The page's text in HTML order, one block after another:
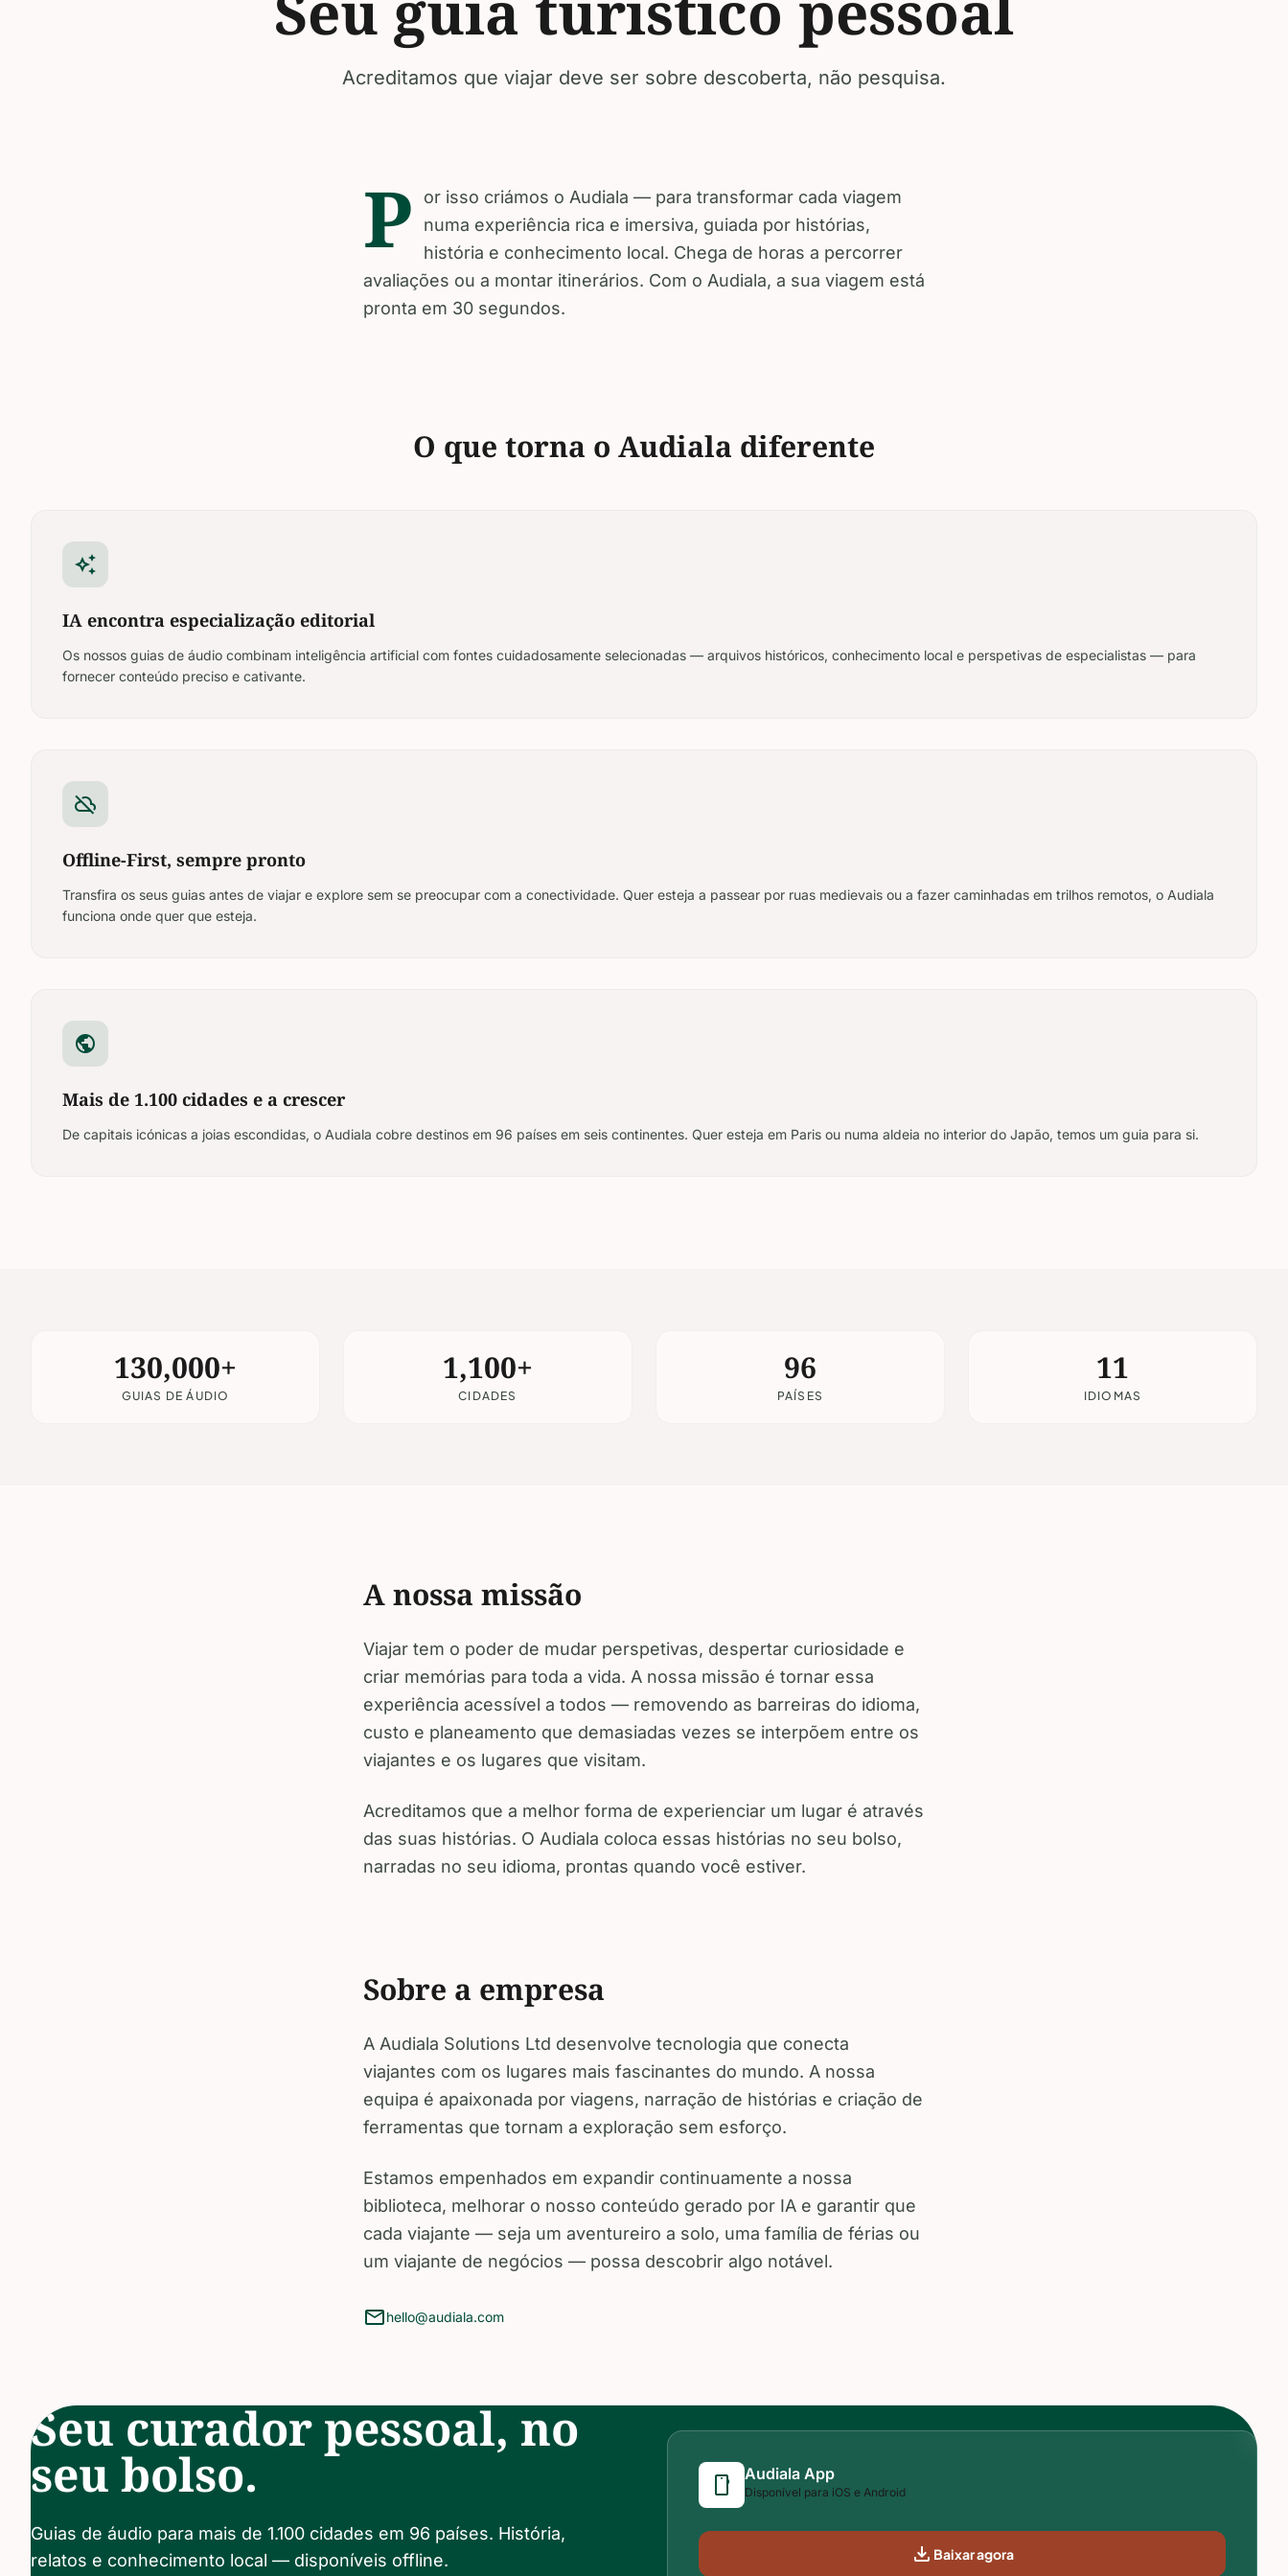
Acreditamos que viajar deve ser sobre descoberta, não pesquisa.
P
or isso criámos o Audiala — para transformar cada viagem
numa experiência rica e imersiva, guiada por histórias,
história e conhecimento local. Chega de horas a percorrer
avaliações ou a montar itinerários. Com o Audiala, a sua viagem está
pronta em 30 segundos.
O que torna o Audiala diferente
auto_awesome
IA encontra especialização editorial
Os nossos guias de áudio combinam inteligência artificial com fontes cuidadosamente selecionadas — arquivos históricos, conhecimento local e perspetivas de especialistas — para
fornecer conteúdo preciso e cativante.
cloud_off
Offline-First, sempre pronto
Transfira os seus guias antes de viajar e explore sem se preocupar com a conectividade. Quer esteja a passear por ruas medievais ou a fazer caminhadas em trilhos remotos, o Audiala
funciona onde quer que esteja.
public
Mais de 1.100 cidades e a crescer
De capitais icónicas a joias escondidas, o Audiala cobre destinos em 96 países em seis continentes. Quer esteja em Paris ou numa aldeia no interior do Japão, temos um guia para si.
130,000+
GUIAS DE ÁUDIO
1,100+
CIDADES
96
PAÍSES
11
IDIOMAS
A nossa missão
Viajar tem o poder de mudar perspetivas, despertar curiosidade e
criar memórias para toda a vida. A nossa missão é tornar essa
experiência acessível a todos — removendo as barreiras do idioma,
custo e planeamento que demasiadas vezes se interpõem entre os
viajantes e os lugares que visitam.
Acreditamos que a melhor forma de experienciar um lugar é através
das suas histórias. O Audiala coloca essas histórias no seu bolso,
narradas no seu idioma, prontas quando você estiver.
Sobre a empresa
A Audiala Solutions Ltd desenvolve tecnologia que conecta
viajantes com os lugares mais fascinantes do mundo. A nossa
equipa é apaixonada por viagens, narração de histórias e criação de
ferramentas que tornam a exploração sem esforço.
Estamos empenhados em expandir continuamente a nossa
biblioteca, melhorar o nosso conteúdo gerado por IA e garantir que
cada viajante — seja um aventureiro a solo, uma família de férias ou
um viajante de negócios — possa descobrir algo notável.
mailhello@audiala.com
Seu curador pessoal, no
seu bolso.
Guias de áudio para mais de 1.100 cidades em 96 países. História,
relatos e conhecimento local — disponíveis offline.
smartphone Audiala App
Disponível para iOS e Android
download Baixar agora